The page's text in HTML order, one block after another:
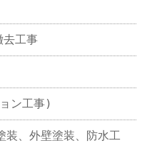
去工事
ン工事)
、外壁塗装、防水工